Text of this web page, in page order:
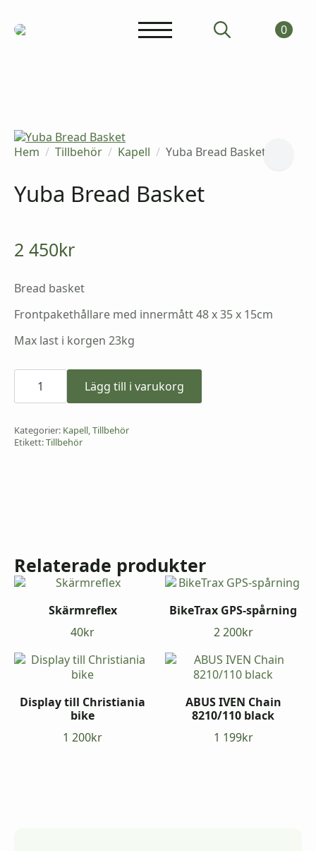
0
Hem Tillbehör Kapell Yuba Bread Basket
Yuba Bread Basket
2 450kr
Bread basket
Frontpakethållare med innermått 48 x 35 x 15cm
Max last i korgen 23kg
Yuba
Bread
mängd
Lägg till i varukorg
Kategorier: Kapell,Tillbehör
Etikett:Tillbehör
Relaterade produkter
Skärmreflex
40kr
BikeTrax GPS-spårning
2 200kr
Display till Christiania
bike
1 200kr
ABUS IVEN Chain
8210/110 black
1 199kr